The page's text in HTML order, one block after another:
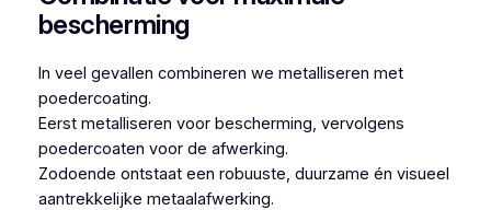
bescherming
In veel gevallen combineren we metalliseren met
poedercoating.
Eerst metalliseren voor bescherming, vervolgens
poedercoaten voor de afwerking.
Zodoende ontstaat een robuuste, duurzame én visueel
aantrekkelijke metaalafwerking.